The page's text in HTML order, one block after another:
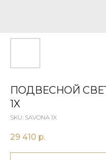
ПОДВЕСНОЙ
1X
SKU: SAVONA 1X
29 410 р.